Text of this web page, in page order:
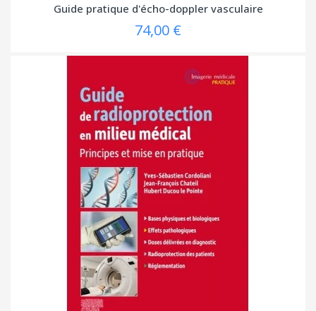
Guide pratique d'écho-doppler vasculaire
74,00 €